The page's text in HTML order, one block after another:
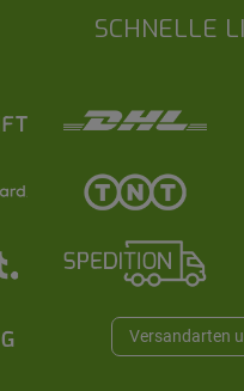
SCHNELLE
Versandarten